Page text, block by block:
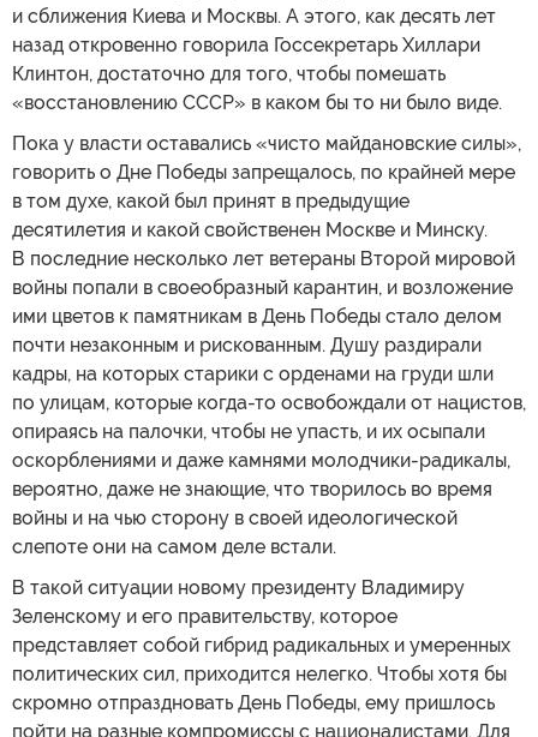
и сближения Киева и Москвы. А этого, как десять лет
назад откровенно говорила Госсекретарь Хиллари
Клинтон, достаточно для того, чтобы помешать
«восстановлению СССР» в каком бы то ни было виде.
Пока у власти оставались «чисто майдановские силы»,
говорить о Дне Победы запрещалось, по крайней мере
в том духе, какой был принят в предыдущие
десятилетия и какой свойственен Москве и Минску.
В последние несколько лет ветераны Второй мировой
войны попали в своеобразный карантин, и возложение
ими цветов к памятникам в День Победы стало делом
почти незаконным и рискованным. Душу раздирали
кадры, на которых старики с орденами на груди шли
по улицам, которые когда-то освобождали от нацистов,
опираясь на палочки, чтобы не упасть, и их осыпали
оскорблениями и даже камнями молодчики-радикалы,
вероятно, даже не знающие, что творилось во время
войны и на чью сторону в своей идеологической
слепоте они на самом деле встали.
В такой ситуации новому президенту Владимиру
Зеленскому и его правительству, которое
представляет собой гибрид радикальных и умеренных
политических сил, приходится нелегко. Чтобы хотя бы
скромно отпраздновать День Победы, ему пришлось
пойти на разные компромиссы с националистами. Для